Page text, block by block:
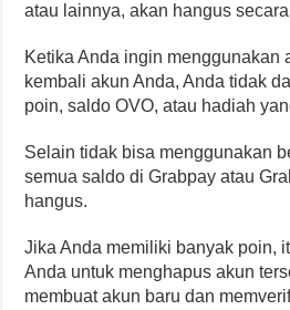
atau lainnya, akan hangus
Ketika Anda ingin menggunakan
kembali akun Anda, Anda tidak
poin, saldo OVO, atau hadiah
Selain tidak bisa menggunakan
semua saldo di Grabpay atau
hangus.
Jika Anda memiliki banyak poin,
Anda untuk menghapus akun
membuat akun baru dan